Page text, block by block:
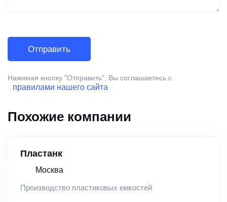
Нажимая кнопку "Отправить", Вы соглашаетесь с
правилами нашего сайта
Похожие компании
Пластанк
Москва
Производство пластиковых емкостей